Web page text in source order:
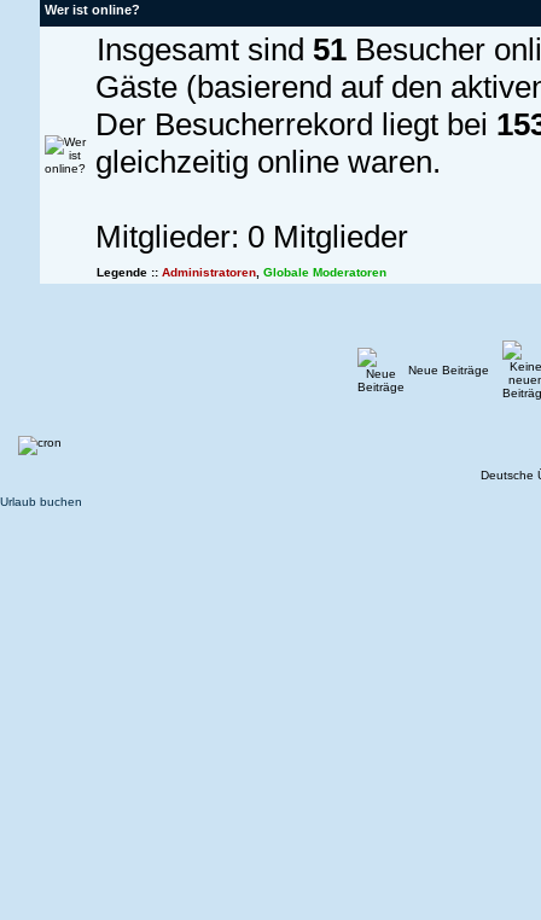
Wer ist online?
Insgesamt sind 51Besucher
Gäste (basierend auf den
Der Besucherrekord liegt bei
gleichzeitig online waren.
Mitglieder: 0 Mitglieder
Legende :: Administratoren, Globale Moderatoren
Neue Beiträge
Deutsche
Urlaub buchen